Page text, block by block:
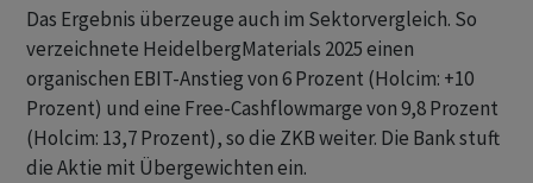
Das Ergebnis überzeuge auch im Sektorvergleich. So
verzeichnete HeidelbergMaterials 2025 einen
organischen EBIT-Anstieg von 6 Prozent (Holcim: +10
Prozent) und eine Free-Cashflowmarge von 9,8 Prozent
(Holcim: 13,7 Prozent), so die ZKB weiter. Die Bank stuft
die Aktie mit Übergewichten ein.